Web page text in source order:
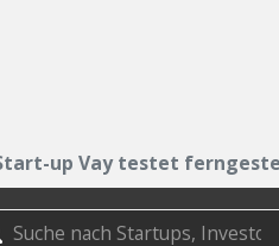
up Vay testet